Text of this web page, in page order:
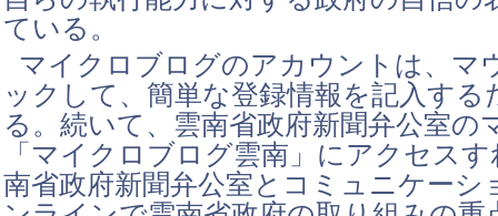
ている。
マイクロブログのアカウントは、マ
ックして、簡単な登録情報を記入する
る。続いて、雲南省政府新聞弁公室の
「マイクロブログ雲南」にアクセス
南省政府新聞弁公室とコミュニケーシ